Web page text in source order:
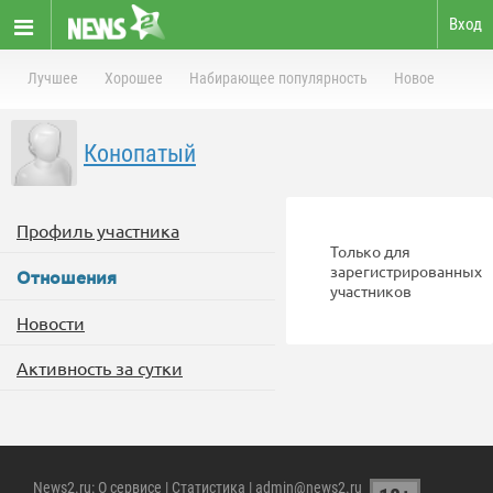
Вход
Лучшее Хорошее Набирающее популярность Новое
Конопатый
Профиль участника
Отношения
Новости
Активность за сутки
Только для
зарегистрированных
участников
News2.ru: О сервисе | Статистика | admin@news2.ru